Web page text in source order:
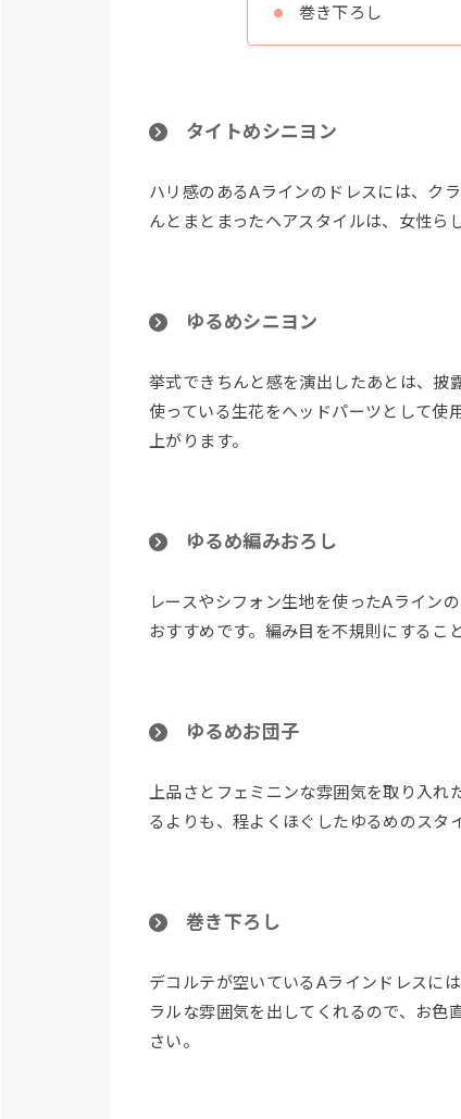
巻き下ろし
タイトめシニヨン
ハリ感のあるAラインのドレスには、ク
んとまとまったヘアスタイルは、女性ら
ゆるめシニヨン
挙式できちんと感を演出したあとは、披
使っている生花をヘッドパーツとして使
上がります。
ゆるめ編みおろし
レースやシフォン生地を使ったAライン
おすすめです。編み目を不規則にするこ
ゆるめお団子
上品さとフェミニンな雰囲気を取り入
るよりも、程よくほぐしたゆるめのスタ
巻き下ろし
デコルテが空いているAラインドレスに
ラルな雰囲気を出してくれるので、お色
さい。